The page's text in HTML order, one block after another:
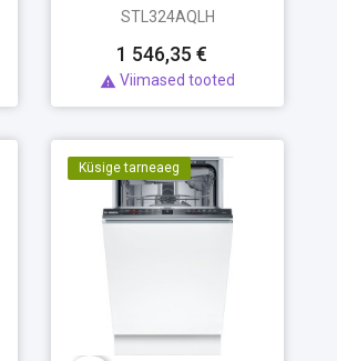
STL324AQLH
1 546,35 €
 Viimased tooted
Küsige tarneaeg